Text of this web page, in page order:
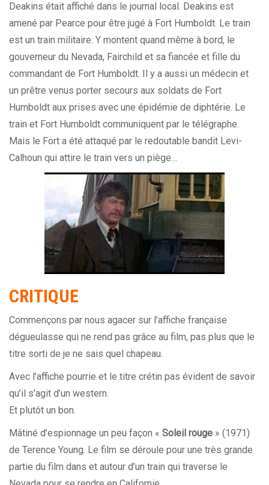
Deakins était affiché dans le journal local. Deakins est
amené par Pearce pour être jugé à Fort Humboldt. Le train
est un train militaire. Y montent quand même à bord, le
gouverneur du Nevada, Fairchild et sa fiancée et fille du
commandant de Fort Humboldt. Il y a aussi un médecin et
un prêtre venus porter secours aux soldats de Fort
Humboldt aux prises avec une épidémie de diphtérie. Le
train et Fort Humboldt communiquent par le télégraphe.
Mais le Fort a été attaqué par le redoutable bandit Levi-
Calhoun qui attire le train vers un piège…
CRITIQUE
Commençons par nous agacer sur l’affiche française
dégueulasse qui ne rend pas grâce au film, pas plus que le
titre sorti de je ne sais quel chapeau.
Avec l’affiche pourrie et le titre crétin pas évident de savoir
qu’il s’agit d’un western.
Et plutôt un bon.
Mâtiné d’espionnage un peu façon « Soleil rouge » (1971)
de Terence Young. Le film se déroule pour une très grande
partie du film dans et autour d’un train qui traverse le